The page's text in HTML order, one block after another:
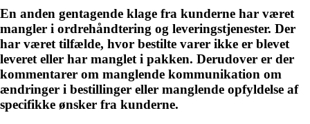
En anden gentagende klage fra kunderne har været
mangler i ordrehåndtering og leveringstjenester. Der
har været tilfælde, hvor bestilte varer ikke er blevet
leveret eller har manglet i pakken. Derudover er der
kommentarer om manglende kommunikation om
ændringer i bestillinger eller manglende opfyldelse af
specifikke ønsker fra kunderne.